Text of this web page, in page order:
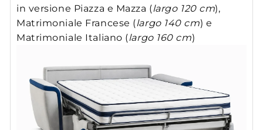
in versione Piazza e Mazza (largo 120 cm),
Matrimoniale Francese (largo 140 cm) e
Matrimoniale Italiano (largo 160 cm)